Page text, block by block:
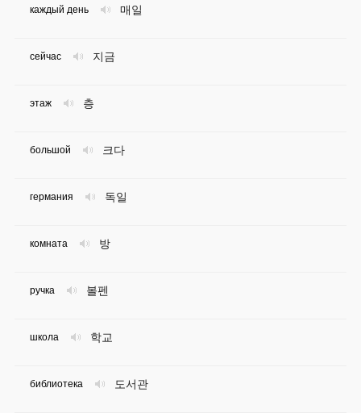
매일
каждый день
지금
сейчас
층
этаж
크다
большой
독일
германия
방
комната
볼펜
ручка
학교
школа
도서관
библиотека